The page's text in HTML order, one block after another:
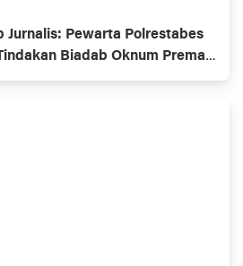
Jurnalis: Pewarta Polrestabes
Biadab Oknum Preman